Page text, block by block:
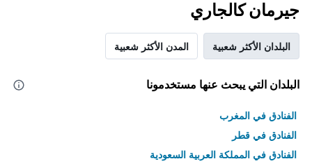
جيرمان كالجاري
البلدان الأكثر شعبية المدن الأكثر شعبية
البلدان التي يبحث عنها مستخدمونا
الفنادق في المغرب
الفنادق في قطر
الفنادق في المملكة العربية السعودية